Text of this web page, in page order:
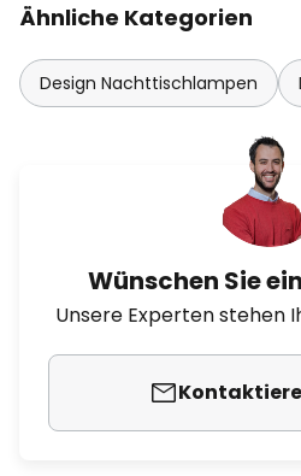
Ähnliche Kategorien
Design Nachttischlampen
Wünschen Sie
Unsere Experten stehen